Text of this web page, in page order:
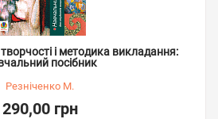
і методика викладання:
посібник
Резніченко М.
290,00 грн